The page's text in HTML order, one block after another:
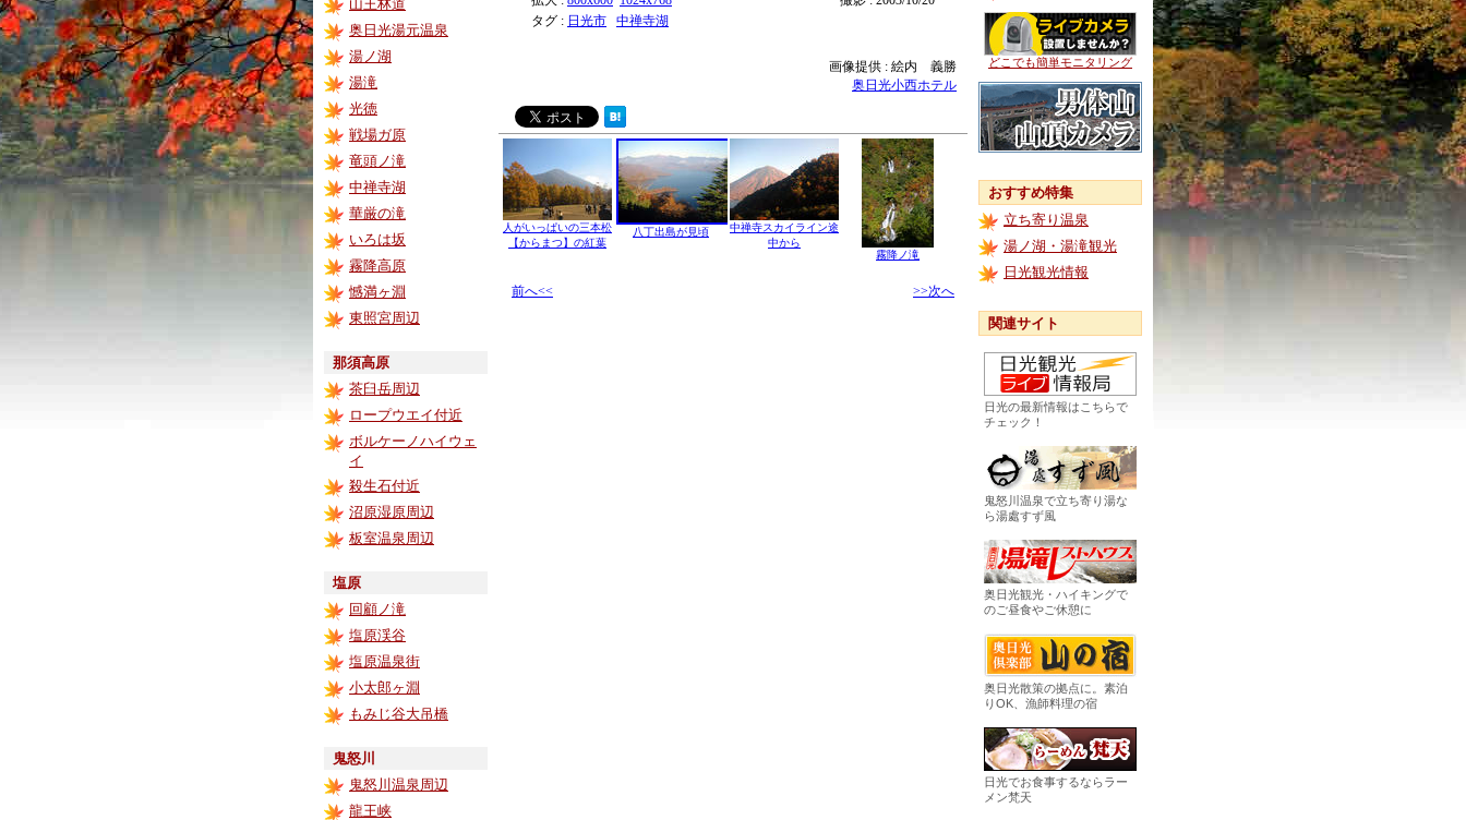
山王林道
奥日光湯元温泉
湯ノ湖
湯滝
光徳
戦場ガ原
竜頭ノ滝
中禅寺湖
華厳の滝
いろは坂
霧降高原
憾満ヶ淵
東照宮周辺
那須高原
茶臼岳周辺
ロープウエイ付近
ボルケーノハイウェ
イ
殺生石付近
沼原湿原周辺
板室温泉周辺
塩原
回顧ノ滝
塩原渓谷
塩原温泉街
小太郎ヶ淵
もみじ谷大吊橋
鬼怒川
鬼怒川温泉周辺
龍王峡
タグ : 日光市 中禅寺湖
画像提供 : 絵内 義勝
奥日光小西ホテル
人がいっぱいの三本松
【からまつ】の紅葉
八丁出島が見頃
中禅寺スカイライン途
中から
霧降ノ滝
前へ<< >>次へ
どこでも簡単モニタリング
おすすめ特集
立ち寄り温泉
湯ノ湖・湯滝観光
日光観光情報
関連サイト
日光の最新情報はこちらで
チェック！
鬼怒川温泉で立ち寄り湯な
ら湯處すず風
奥日光観光・ハイキングで
のご昼食やご休憩に
奥日光散策の拠点に。素泊
りOK、漁師料理の宿
日光でお食事するならラー
メン梵天